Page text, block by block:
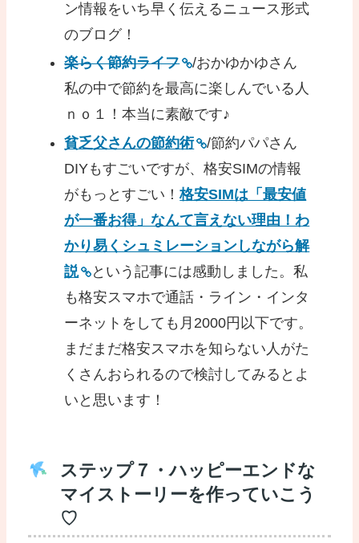
ン情報をいち早く伝えるニュース形式
のブログ！
楽らく節約ライフ
/おかゆかゆさん
私の中で節約を最高に楽しんでいる人
ｎｏ１！本当に素敵です♪
貧乏父さんの節約術
/節約パパさん
DIYもすごいですが、格安SIMの情報
がもっとすごい！格安SIMは「最安値
が一番お得」なんて言えない理由！わ
かり易くシュミレーションしながら解
説
という記事には感動しました。私
も格安スマホで通話・ライン・インタ
ーネットをしても月2000円以下です。
まだまだ格安スマホを知らない人がた
くさんおられるので検討してみるとよ
いと思います！
ステップ７・ハッピーエンドな
マイストーリーを作っていこう
♡